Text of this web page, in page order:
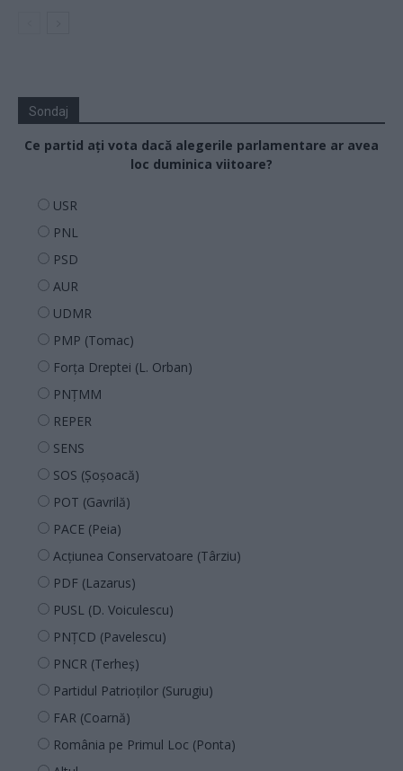
Sondaj
Ce partid ați vota dacă alegerile parlamentare ar avea
loc duminica viitoare?
USR
PNL
PSD
AUR
UDMR
PMP (Tomac)
Forța Dreptei (L. Orban)
PNȚMM
REPER
SENS
SOS (Șoșoacă)
POT (Gavrilă)
PACE (Peia)
Acțiunea Conservatoare (Târziu)
PDF (Lazarus)
PUSL (D. Voiculescu)
PNȚCD (Pavelescu)
PNCR (Terheș)
Partidul Patrioților (Surugiu)
FAR (Coarnă)
România pe Primul Loc (Ponta)